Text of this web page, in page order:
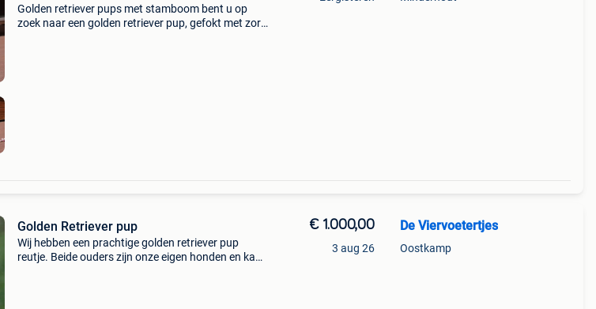
Golden retriever pups met stamboom bent u op
zoek naar een golden retriever pup, gefokt met zorg
Golden Retriever pup
Wij hebben een prachtige golden retriever pup
reutje. Beide ouders zijn onze eigen honden en kan
€ 1.000,00
3 aug 26
De Viervoetertjes
Oostkamp